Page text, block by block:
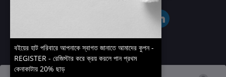
বইয়ের হাট পরিবারে আপনাকে স্বাগত জানাতে আমাদের কুপন -
REGISTER - রেজিস্টার করে ক্রয় করলে পান প্রথম
কেনাকাটায় 20% ছাড়